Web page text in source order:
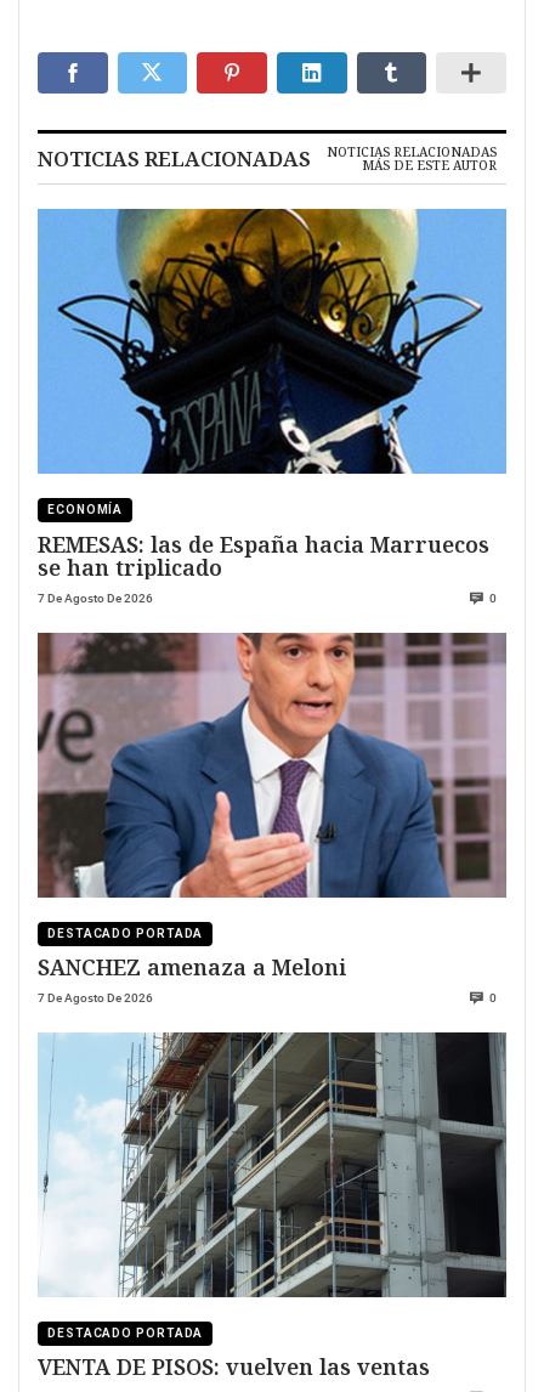
NOTICIAS RELACIONADAS NOTICIAS RELACIONADAS
MÁS DE ESTE AUTOR
ECONOMÍA
REMESAS: las de España hacia Marruecos
se han triplicado
7 De Agosto De 2026 0
DESTACADO PORTADA
SANCHEZ amenaza a Meloni
7 De Agosto De 2026 0
DESTACADO PORTADA
VENTA DE PISOS: vuelven las ventas